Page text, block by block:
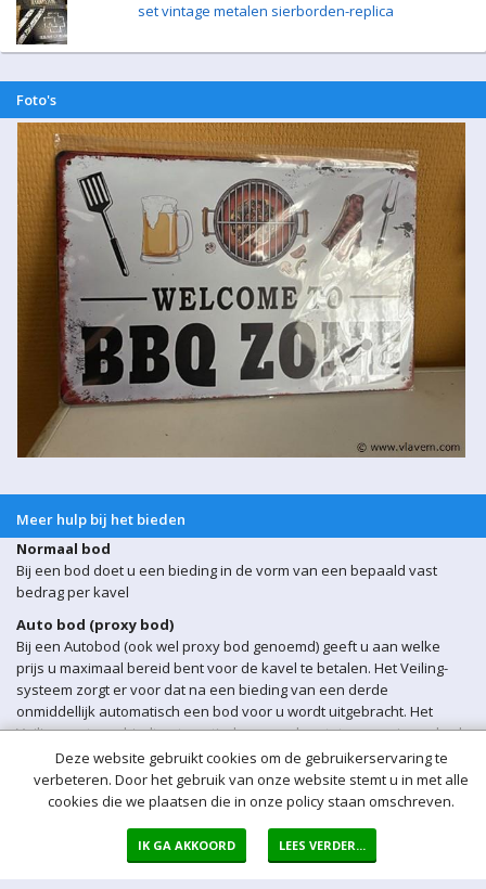
set vintage metalen sierborden-replica
Foto's
Meer hulp bij het bieden
Normaal bod
Bij een bod doet u een bieding in de vorm van een bepaald vast
bedrag per kavel
Auto bod (proxy bod)
Bij een Autobod (ook wel proxy bod genoemd) geeft u aan welke
prijs u maximaal bereid bent voor de kavel te betalen. Het Veiling-
systeem zorgt er voor dat na een bieding van een derde
onmiddellijk automatisch een bod voor u wordt uitgebracht. Het
Veiling-systeem biedt automatisch voor u door tot uw maximum bod
is bereikt.
Sluitingsmoment kavel
Indien er op een bepaald moment een bieding op een kavel wordt
ontvangen binnen 5 min voor sluiting van de veiling, wordt het
sluitingsmoment van de betreffende kavel automatisch verlengd
Deze website gebruikt cookies om de gebruikerservaring te
verbeteren. Door het gebruik van onze website stemt u in met alle
cookies die we plaatsen die in onze policy staan omschreven.
IK GA AKKOORD LEES VERDER...